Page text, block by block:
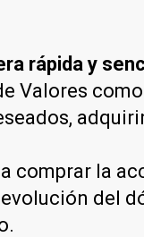
rápida y
Valores
comprar la
del